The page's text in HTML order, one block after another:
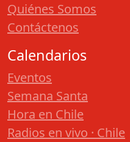
Quiénes Somos
Contáctenos
Calendarios
Eventos
Semana Santa
Hora en Chile
Radios en vivo · Chile